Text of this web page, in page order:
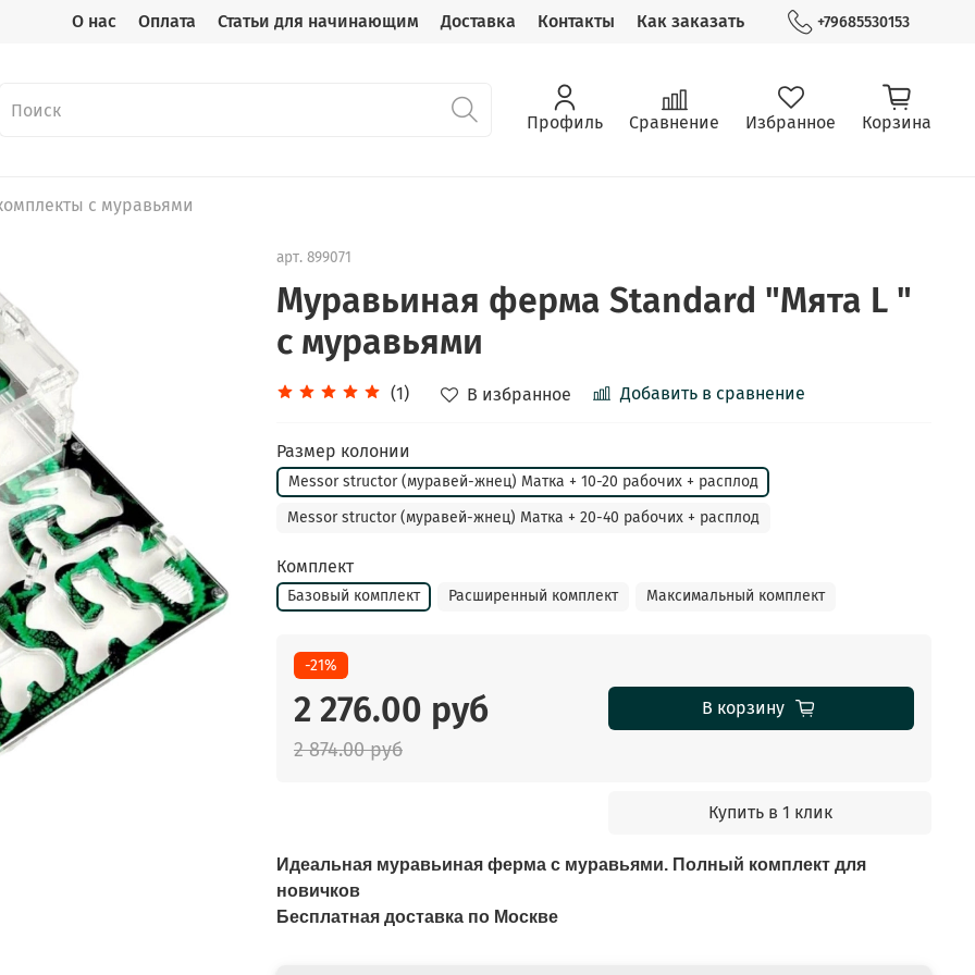
О нас Оплата Статьи для начинающим Доставка Контакты Как заказать +79685530153
Профиль Сравнение Избранное Корзина
с муравьями
арт. 899071
Муравьиная ферма Standard "Мята L "
с муравьями
(1) В избранное Добавить в сравнение
Размер колонии
Messor structor (муравей-жнец) Матка + 10-20 рабочих + расплод
Messor structor (муравей-жнец) Матка + 20-40 рабочих + расплод
Комплект
Базовый комплект Расширенный комплект Максимальный комплект
-21%
2 276.00 руб
2 874.00 руб
В корзину
Купить в 1 клик
Идеальная муравьиная ферма с муравьями. Полный комплект для
новичков
Бесплатная доставка по Москве